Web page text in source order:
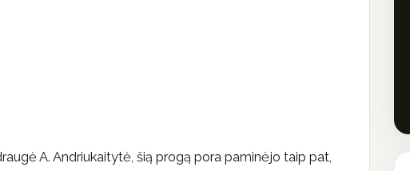
A. Andriukaitytė, šią progą pora paminėjo taip pat,